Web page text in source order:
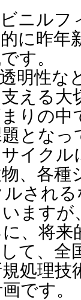
ルフ
に昨年
す。
明性な
える
りの中
となっ
イクル
、各
され
ます
、将
て、全
処理技
です。